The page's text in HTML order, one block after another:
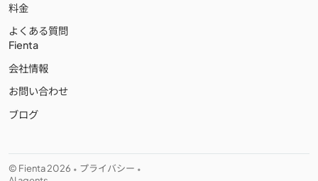
料金
よくある質問
Fienta
会社情報
お問い合わせ
ブログ
© Fienta 2026 • プライバシー •